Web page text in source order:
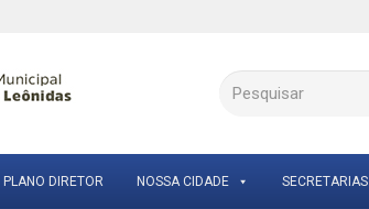
PLANO DIRETOR NOSSA CIDADE SECRETARIAS